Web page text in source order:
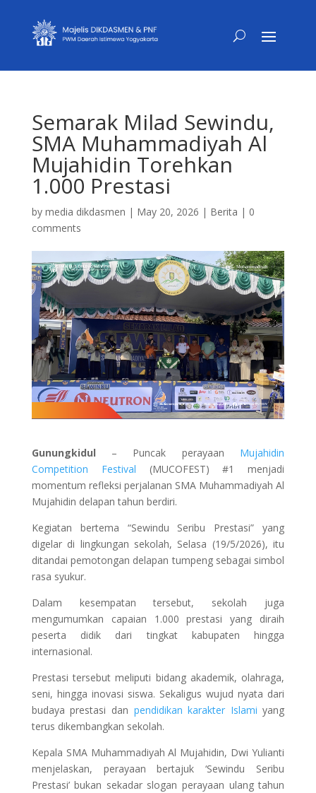
Semarak Milad Sewindu,
SMA Muhammadiyah Al
Mujahidin Torehkan
1.000 Prestasi
by media dikdasmen | May 20, 2026 | Berita | 0
comments
Gunungkidul – Puncak perayaan Mujahidin
Competition Festival (MUCOFEST) #1 menjadi
momentum refleksi perjalanan SMA Muhammadiyah Al
Mujahidin delapan tahun berdiri.
Kegiatan bertema “Sewindu Seribu Prestasi” yang
digelar di lingkungan sekolah, Selasa (19/5/2026), itu
ditandai pemotongan delapan tumpeng sebagai simbol
rasa syukur.
Dalam kesempatan tersebut, sekolah juga
mengumumkan capaian 1.000 prestasi yang diraih
peserta didik dari tingkat kabupaten hingga
internasional.
Prestasi tersebut meliputi bidang akademik, olahraga,
seni, hingga inovasi siswa. Sekaligus wujud nyata dari
budaya prestasi dan pendidikan karakter Islami yang
terus dikembangkan sekolah.
Kepala SMA Muhammadiyah Al Mujahidin, Dwi Yulianti
menjelaskan, perayaan bertajuk ‘Sewindu Seribu
Prestasi’ bukan sekadar slogan perayaan ulang tahun